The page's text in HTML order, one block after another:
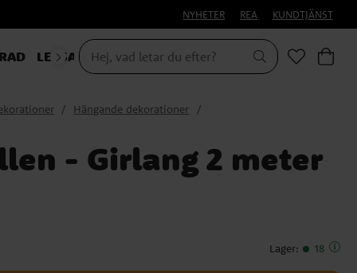
NYHETER REA KUNDTJÄNST
LEKSAKER & PRESENTER
Hängande dekorationer
- Girlang 2 meter
Lager: 18